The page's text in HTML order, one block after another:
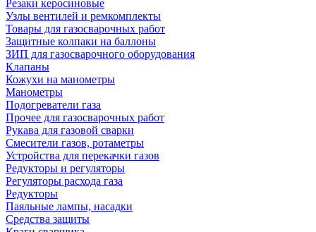
Резаки керосиновые
Узлы вентилей и ремкомплекты
Товары для газосварочных работ
Защитные колпаки на баллоны
ЗИП для газосварочного оборудования
Клапаны
Кожухи на манометры
Манометры
Подогреватели газа
Прочее для газосварочных работ
Рукава для газовой сварки
Смесители газов, ротаметры
Устройства для перекачки газов
Редукторы и регуляторы
Регуляторы расхода газа
Редукторы
Паяльные лампы, насадки
Средства защиты